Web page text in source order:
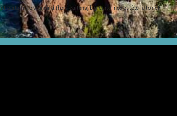
porte filtre standard (hors cartons, big, carte inox et tête laiton et